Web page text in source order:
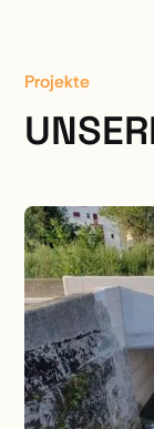
Projekte